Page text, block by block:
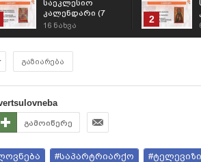
საეკლესიო
კალენდარი (7
აგვისტო, 2026 წ.)
16 ნახვა
2
გაზიარება
გამოიწერე
#საპარტრიარქო